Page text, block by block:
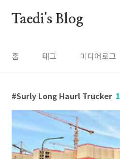
Taedi's Blog
홈 태그 미디어로그
Surly Long Haurl Trucker 1